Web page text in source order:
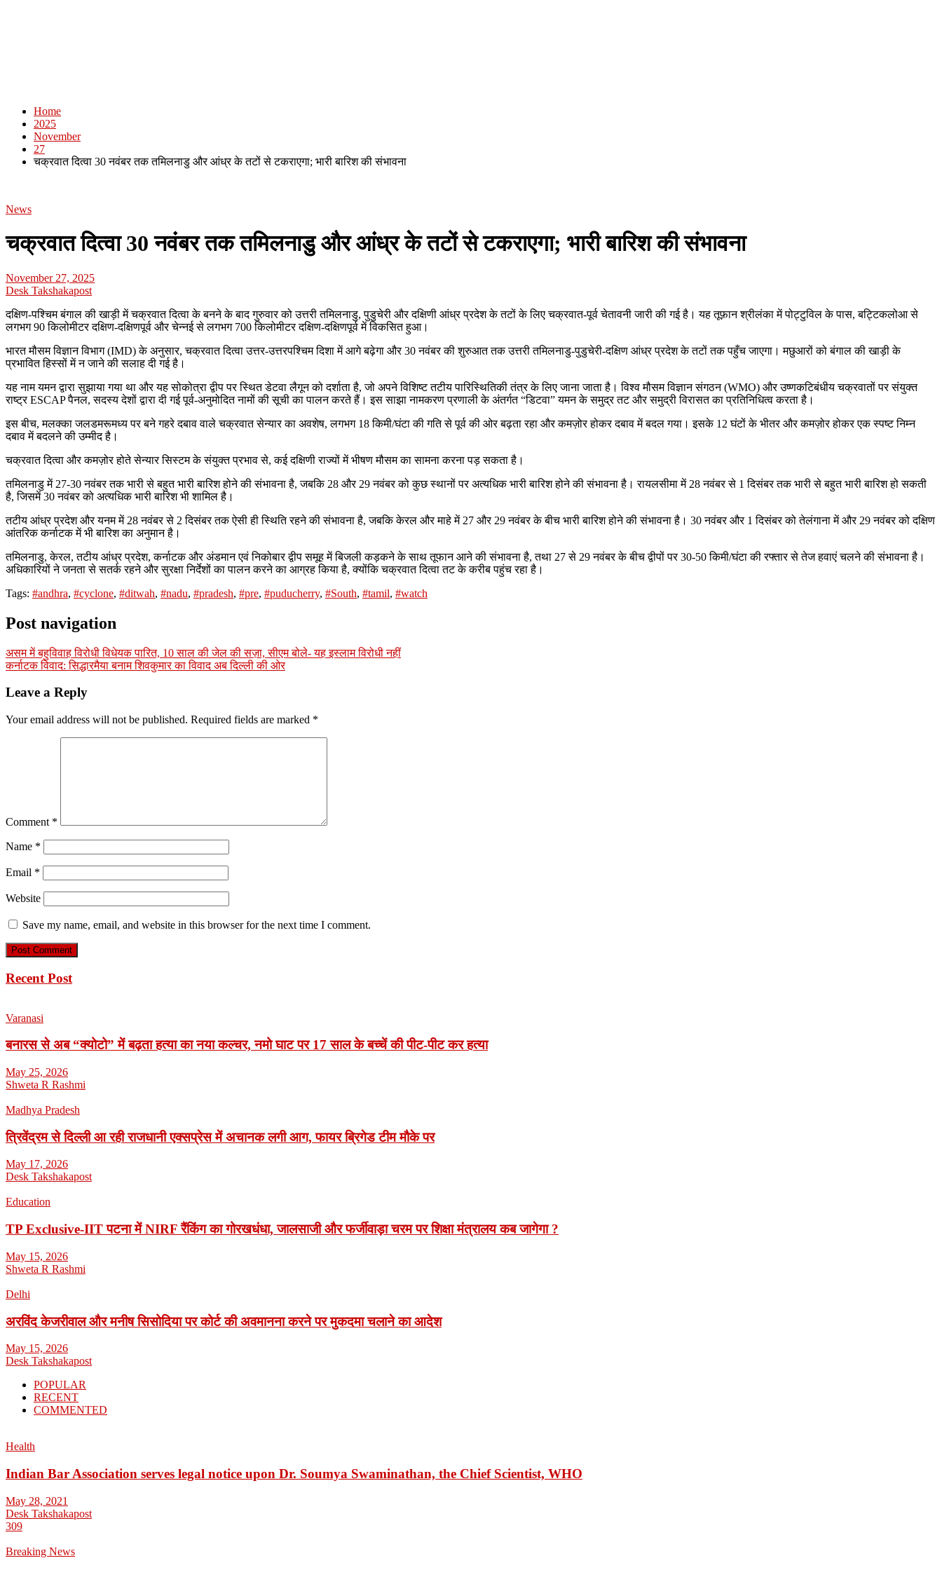
Home
2025
November
27
चक्रवात दित्वा 30 नवंबर तक तमिलनाडु और आंध्र के तटों से टकराएगा; भारी बारिश की संभावना
News
चक्रवात दित्वा 30 नवंबर तक तमिलनाडु और आंध्र के तटों से टकराएगा; भारी बारिश की संभावना
November 27, 2025
Desk Takshakapost
दक्षिण-पश्चिम बंगाल की खाड़ी में चक्रवात दित्वा के बनने के बाद गुरुवार को उत्तरी तमिलनाडु, पुडुचेरी और दक्षिणी आंध्र प्रदेश के तटों के लिए चक्रवात-पूर्व चेतावनी जारी की गई है। यह तूफ़ान श्रीलंका में पोट्टुविल के पास, बट्टिकलोआ से
लगभग 90 किलोमीटर दक्षिण-दक्षिणपूर्व और चेन्नई से लगभग 700 किलोमीटर दक्षिण-दक्षिणपूर्व में विकसित हुआ।
भारत मौसम विज्ञान विभाग (IMD) के अनुसार, चक्रवात दित्वा उत्तर-उत्तरपश्चिम दिशा में आगे बढ़ेगा और 30 नवंबर की शुरुआत तक उत्तरी तमिलनाडु-पुडुचेरी-दक्षिण आंध्र प्रदेश के तटों तक पहुँच जाएगा। मछुआरों को बंगाल की खाड़ी के
प्रभावित हिस्सों में न जाने की सलाह दी गई है।
यह नाम यमन द्वारा सुझाया गया था और यह सोकोत्रा ​​द्वीप पर स्थित डेटवा लैगून को दर्शाता है, जो अपने विशिष्ट तटीय पारिस्थितिकी तंत्र के लिए जाना जाता है। विश्व मौसम विज्ञान संगठन (WMO) और उष्णकटिबंधीय चक्रवातों पर संयुक्त
राष्ट्र ESCAP पैनल, सदस्य देशों द्वारा दी गई पूर्व-अनुमोदित नामों की सूची का पालन करते हैं। इस साझा नामकरण प्रणाली के अंतर्गत “डिटवा” यमन के समुद्र तट और समुद्री विरासत का प्रतिनिधित्व करता है।
इस बीच, मलक्का जलडमरूमध्य पर बने गहरे दबाव वाले चक्रवात सेन्यार का अवशेष, लगभग 18 किमी/घंटा की गति से पूर्व की ओर बढ़ता रहा और कमज़ोर होकर दबाव में बदल गया। इसके 12 घंटों के भीतर और कमज़ोर होकर एक स्पष्ट निम्न
दबाव में बदलने की उम्मीद है।
चक्रवात दित्वा और कमज़ोर होते सेन्यार सिस्टम के संयुक्त प्रभाव से, कई दक्षिणी राज्यों में भीषण मौसम का सामना करना पड़ सकता है।
तमिलनाडु में 27-30 नवंबर तक भारी से बहुत भारी बारिश होने की संभावना है, जबकि 28 और 29 नवंबर को कुछ स्थानों पर अत्यधिक भारी बारिश होने की संभावना है। रायलसीमा में 28 नवंबर से 1 दिसंबर तक भारी से बहुत भारी बारिश हो सकती
है, जिसमें 30 नवंबर को अत्यधिक भारी बारिश भी शामिल है।
तटीय आंध्र प्रदेश और यनम में 28 नवंबर से 2 दिसंबर तक ऐसी ही स्थिति रहने की संभावना है, जबकि केरल और माहे में 27 और 29 नवंबर के बीच भारी बारिश होने की संभावना है। 30 नवंबर और 1 दिसंबर को तेलंगाना में और 29 नवंबर को दक्षिण
आंतरिक कर्नाटक में भी बारिश का अनुमान है।
तमिलनाडु, केरल, तटीय आंध्र प्रदेश, कर्नाटक और अंडमान एवं निकोबार द्वीप समूह में बिजली कड़कने के साथ तूफान आने की संभावना है, तथा 27 से 29 नवंबर के बीच द्वीपों पर 30-50 किमी/घंटा की रफ्तार से तेज हवाएं चलने की संभावना है।
अधिकारियों ने जनता से सतर्क रहने और सुरक्षा निर्देशों का पालन करने का आग्रह किया है, क्योंकि चक्रवात दित्वा तट के करीब पहुंच रहा है।
Tags: #andhra, #cyclone, #ditwah, #nadu, #pradesh, #pre, #puducherry, #South, #tamil, #watch
Post navigation
असम में बहुविवाह विरोधी विधेयक पारित, 10 साल की जेल की सज़ा, सीएम बोले- यह इस्लाम विरोधी नहीं
कर्नाटक विवाद: सिद्धारमैया बनाम शिवकुमार का विवाद अब दिल्ली की ओर
Leave a Reply
Your email address will not be published. Required fields are marked *
Comment *
Name *
Email *
Website
Save my name, email, and website in this browser for the next time I comment.
Recent Post
Varanasi
बनारस से अब “क्योटो” में बढ़ता हत्या का नया कल्चर, नमो घाट पर 17 साल के बच्चें की पीट-पीट कर हत्या
May 25, 2026
Shweta R Rashmi
Madhya Pradesh
त्रिवेंद्रम से दिल्ली आ रही राजधानी एक्सप्रेस में अचानक लगी आग, फायर ब्रिगेड टीम मौके पर
May 17, 2026
Desk Takshakapost
Education
TP Exclusive-IIT पटना में NIRF रैंकिंग का गोरखधंधा, जालसाजी और फर्जीवाड़ा चरम पर शिक्षा मंत्रालय कब जागेगा ?
May 15, 2026
Shweta R Rashmi
Delhi
अरविंद केजरीवाल और मनीष सिसोदिया पर कोर्ट की अवमानना करने पर मुकदमा चलाने का आदेश
May 15, 2026
Desk Takshakapost
POPULAR
RECENT
COMMENTED
Health
Indian Bar Association serves legal notice upon Dr. Soumya Swaminathan, the Chief Scientist, WHO
May 28, 2021
Desk Takshakapost
309
Breaking News